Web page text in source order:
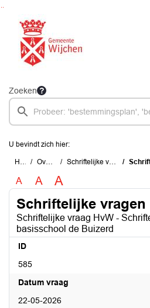
Ga naar de inhoud van deze pagina
Ga naar het zoeken
Ga naar het menu
Zoeken
U bevindt zich hier:
Home Overzichten Schriftelijke vragen (Wijchen)
A A A
Schriftelijke vragen
Schriftelijke vraag HvW -
basisschool de Buizerd
ID
585
Datum vraag
22-05-2026